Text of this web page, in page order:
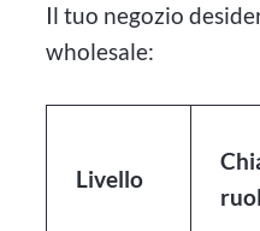
Il tuo negozio
wholesale:
Livello